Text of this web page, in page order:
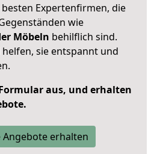
Expertenfirmen, die
wie
Möbeln behilflich sind.
helfen, sie entspannt und
aus, und erhalten
Angebote erhalten